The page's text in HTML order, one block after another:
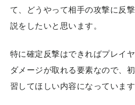
て、どうやって相手の攻撃に反
説をしたいと思います。
特に確定反撃はできればプレイ
ダメージが取れる要素なので、
習してほしい内容になっています